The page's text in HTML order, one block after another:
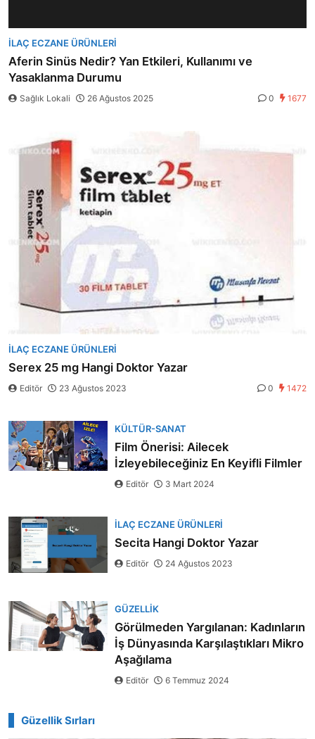
İLAÇ ECZANE ÜRÜNLERI
Aferin Sinüs Nedir? Yan Etkileri, Kullanımı ve
Yasaklanma Durumu
Sağlık Lokali 26 Ağustos 2025 0 1677
İLAÇ ECZANE ÜRÜNLERI
Serex 25 mg Hangi Doktor Yazar
Editör 23 Ağustos 2023 0 1472
KÜLTÜR-SANAT
Film Önerisi: Ailecek
İzleyebileceğiniz En Keyifli Filmler
Editör 3 Mart 2024
İLAÇ ECZANE ÜRÜNLERI
Secita Hangi Doktor Yazar
Editör 24 Ağustos 2023
GÜZELLIK
Görülmeden Yargılanan: Kadınların
İş Dünyasında Karşılaştıkları Mikro
Aşağılama
Editör 6 Temmuz 2024
Güzellik Sırları